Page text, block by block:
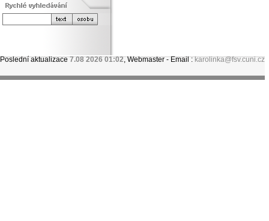
Poslední aktualizace7.08 2026 01:02, Webmaster - Email :karolinka@fsv.cuni.cz